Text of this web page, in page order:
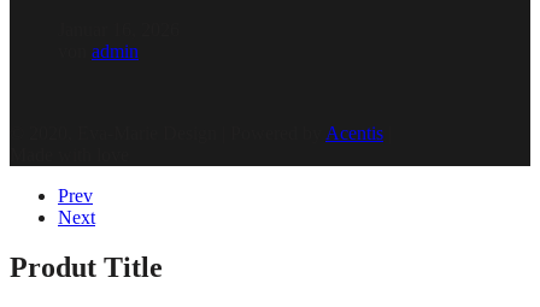
admin
Acentis
Prev
Next
Produt Title